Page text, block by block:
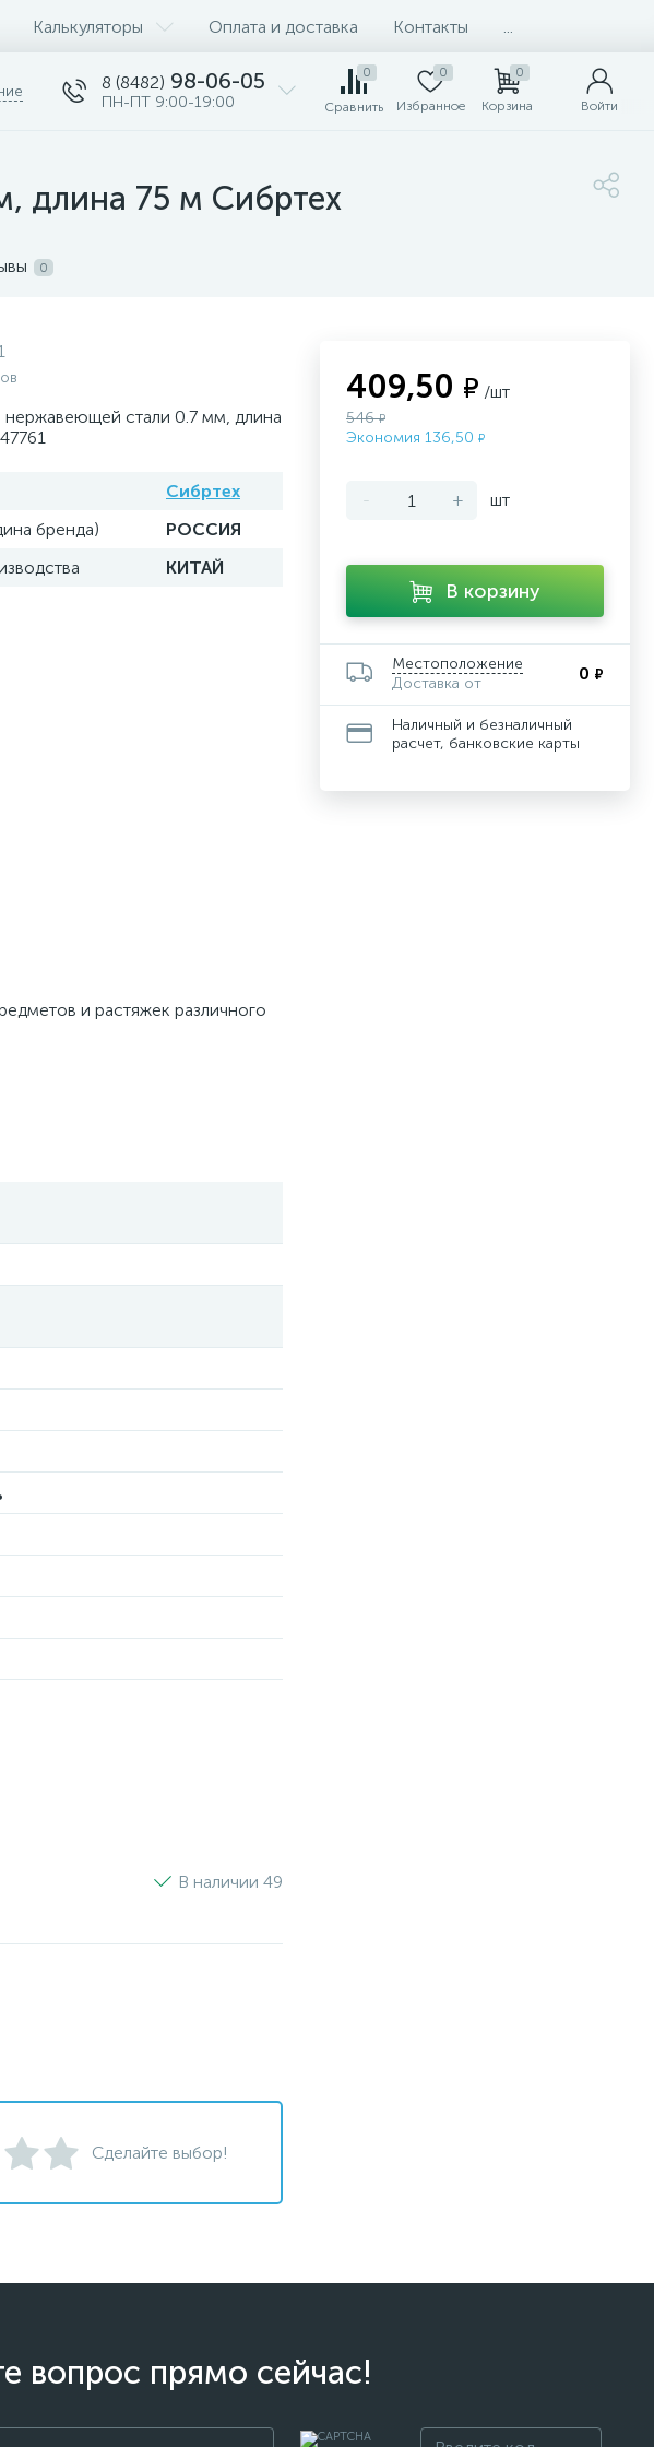
Калькуляторы Оплата и доставка Контакты
8 (8482) 98-06-05
ПН-ПТ 9:00-19:00
0
Сравнить
0
Избранное
0
Корзина Войти
длина 75 м Сибртех
0
нержавеющей стали 0.7 мм, длина
Сибртех
бренда)
РОССИЯ
КИТАЙ
и растяжек различного
В наличии 49
409,50 ₽ /шт
546₽
Экономия 136,50 ₽
- + шт
В корзину
Местоположение
Доставка от
0 ₽
Наличный и безналичный
расчет, банковские карты
Сделайте выбор!
вопрос прямо сейчас!